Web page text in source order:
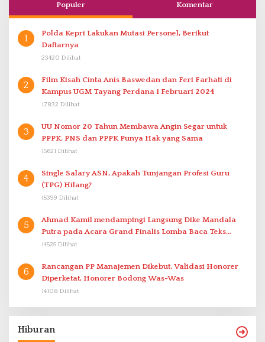
Populer Komentar
1
Polda Kepri Lakukan Mutasi Personel, Berikut
Daftarnya
23420 Dilihat
2
Film Kisah Cinta Anis Baswedan dan Feri Farhati di
Kampus UGM Tayang Perdana 1 Februari 2024
17832 Dilihat
3
UU Nomor 20 Tahun Membawa Angin Segar untuk
PPPK. PNS dan PPPK Punya Hak yang Sama
15621 Dilihat
4
Single Salary ASN, Apakah Tunjangan Profesi Guru
(TPG) Hilang?
15399 Dilihat
5
Ahmad Kamil mendampingi Langsung Dike Mandala
Putra pada Acara Grand Finalis Lomba Baca Teks
Proklamasi Mirip Bung Karno di Bali
14525 Dilihat
6
Rancangan PP Manajemen Dikebut, Validasi Honorer
Diperketat, Honorer Bodong Was-Was
14108 Dilihat
Hiburan